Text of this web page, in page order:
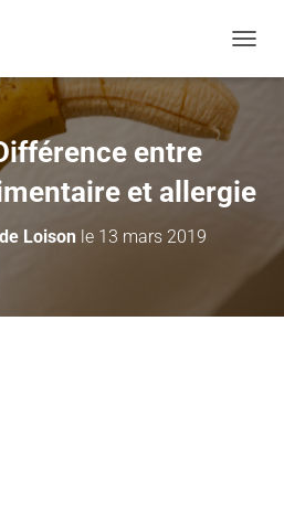
entre
et allergie
Loison le 13 mars 2019